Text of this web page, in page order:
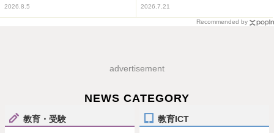
2026.8.5 2026.7.21
Recommended by
advertisement
NEWS CATEGORY
教育・受験 教育ICT